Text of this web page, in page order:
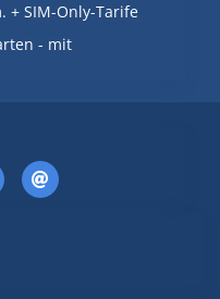
+ SIM-Only-Tarife
- mit